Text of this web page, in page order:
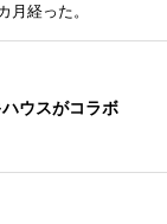
経った。
ハウスがコラボ